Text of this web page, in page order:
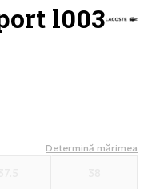
l003
Determină mărimea